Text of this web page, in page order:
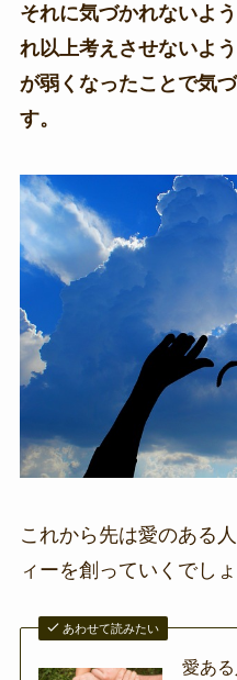
それに気づかれないよ
れ以上考えさせないよ
が弱くなったことで気
す。
これから先は愛のある
ィーを創っていくでしょ
あわせて読みたい
愛あ